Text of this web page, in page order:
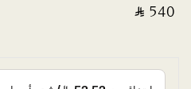
‎ ⃁ ⁦540⁩ ‎